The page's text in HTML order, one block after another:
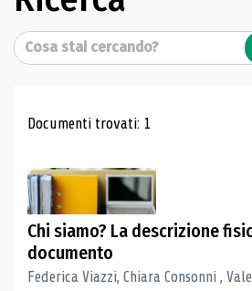
Cerca
Risultati di
Documenti trovati: 1
Chi siamo? La descrizione
documento
Federica Viazzi, Chiara Consonni ,